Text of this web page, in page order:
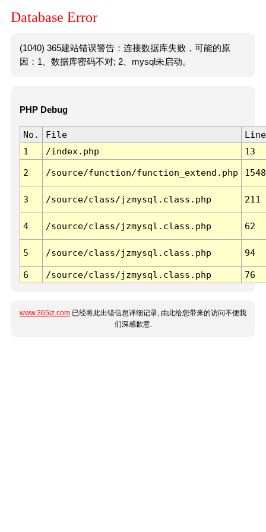
Database Error
(1040) 365建站错误警告：连接数据库失败，可能的原
因：1、数据库密码不对; 2、mysql未启动。
PHP Debug
No. File
Line
1
/index.php 13
2 /source/function/function_extend.php 1548
3 /source/class/jzmysql.class.php 211
4 /source/class/jzmysql.class.php 62
5 /source/class/jzmysql.class.php 94
6 /source/class/jzmysql.class.php 76
www.365jz.com 已经将此出错信息详细记录, 由此给您带来的访问不便我
们深感歉意.